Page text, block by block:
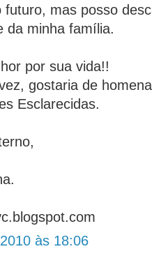
futuro, mas posso
da minha família.
por sua vida!!
gostaria de
Esclarecidas.
às 18:06